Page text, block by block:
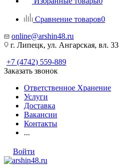
Сравнение товаров0
online@arshin48.ru
г. Липецк, ул. Ангарская, вл. 33
+7 (4742) 559-889
Заказать звонок
Ответственное Хранение
Услуги
Доставка
Вакансии
Контакты
...
Войти